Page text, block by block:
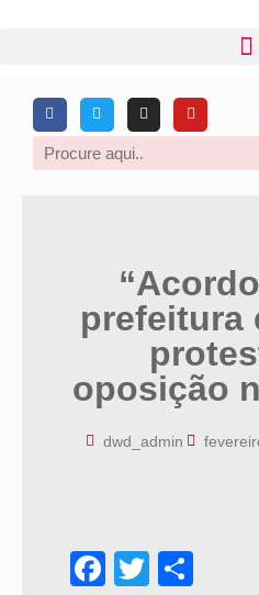
prefeitura
oposição
dwd_admin
Facebook
Twitter